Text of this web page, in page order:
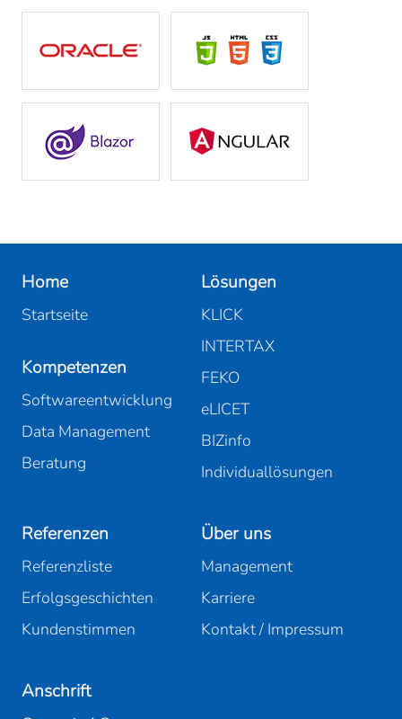
Home
Startseite
Kompetenzen
Softwareentwicklung
Data Management
Beratung
Lösungen
KLICK
INTERTAX
FEKO
eLICET
BIZinfo
Individuallösungen
Referenzen
Referenzliste
Erfolgsgeschichten
Kundenstimmen
Über uns
Management
Karriere
Kontakt / Impressum
Anschrift